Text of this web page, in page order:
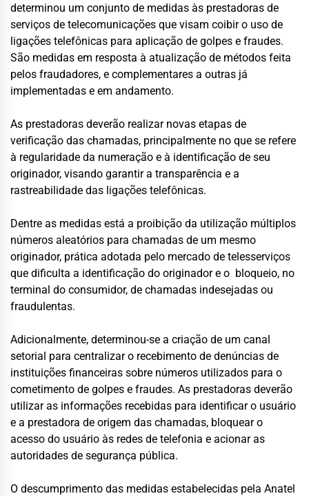
determinou um conjunto de medidas às prestadoras de
serviços de telecomunicações que visam coibir o uso de
ligações telefônicas para aplicação de golpes e fraudes.
São medidas em resposta à atualização de métodos feita
pelos fraudadores, e complementares a outras já
implementadas e em andamento.
As prestadoras deverão realizar novas etapas de
verificação das chamadas, principalmente no que se refere
à regularidade da numeração e à identificação de seu
originador, visando garantir a transparência e a
rastreabilidade das ligações telefônicas.
Dentre as medidas está a proibição da utilização múltiplos
números aleatórios para chamadas de um mesmo
originador, prática adotada pelo mercado de telesserviços
que dificulta a identificação do originador e o bloqueio, no
terminal do consumidor, de chamadas indesejadas ou
fraudulentas.
Adicionalmente, determinou-se a criação de um canal
setorial para centralizar o recebimento de denúncias de
instituições financeiras sobre números utilizados para o
cometimento de golpes e fraudes. As prestadoras deverão
utilizar as informações recebidas para identificar o usuário
e a prestadora de origem das chamadas, bloquear o
acesso do usuário às redes de telefonia e acionar as
autoridades de segurança pública.
O descumprimento das medidas estabelecidas pela Anatel